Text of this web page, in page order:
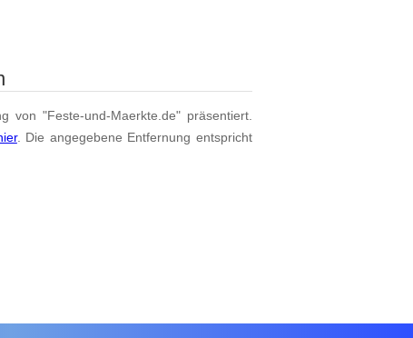
von "Feste-und-Maerkte.de" präsentiert.
. Die angegebene Entfernung entspricht